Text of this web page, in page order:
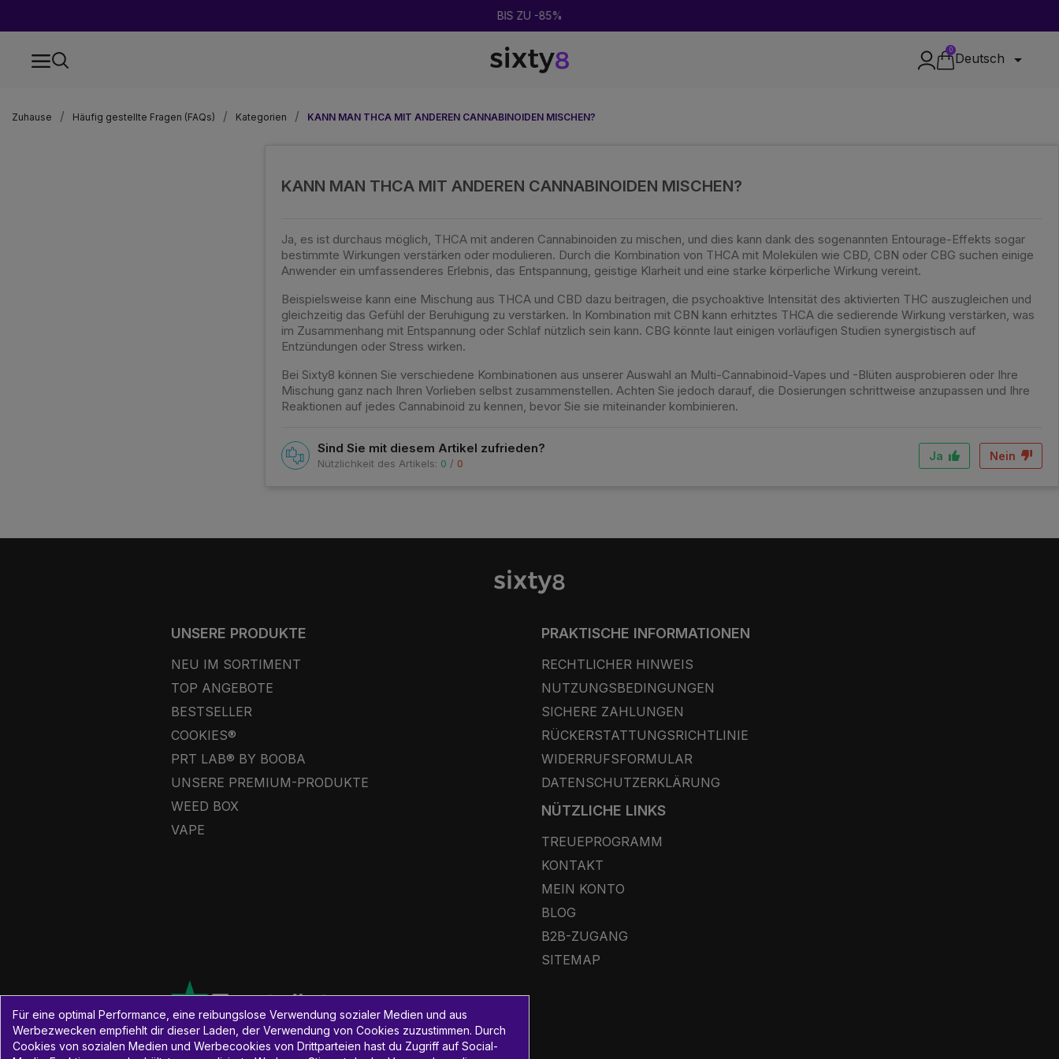
BIS ZU -85%
0
Deutsch 
Zuhause Häufig gestellte Fragen (FAQs) Kategorien KANN MAN THCA MIT ANDEREN CANNABINOIDEN MISCHEN?
KANN MAN THCA MIT ANDEREN CANNABINOIDEN MISCHEN?
Ja, es ist durchaus möglich, THCA mit anderen Cannabinoiden zu mischen, und dies kann dank des sogenannten Entourage-Effekts sogar
bestimmte Wirkungen verstärken oder modulieren. Durch die Kombination von THCA mit Molekülen wie CBD, CBN oder CBG suchen einige
Anwender ein umfassenderes Erlebnis, das Entspannung, geistige Klarheit und eine starke körperliche Wirkung vereint.
Beispielsweise kann eine Mischung aus THCA und CBD dazu beitragen, die psychoaktive Intensität des aktivierten THC auszugleichen und
gleichzeitig das Gefühl der Beruhigung zu verstärken. In Kombination mit CBN kann erhitztes THCA die sedierende Wirkung verstärken, was
im Zusammenhang mit Entspannung oder Schlaf nützlich sein kann. CBG könnte laut einigen vorläufigen Studien synergistisch auf
Entzündungen oder Stress wirken.
Bei Sixty8 können Sie verschiedene Kombinationen aus unserer Auswahl an Multi-Cannabinoid-Vapes und -Blüten ausprobieren oder Ihre
Mischung ganz nach Ihren Vorlieben selbst zusammenstellen. Achten Sie jedoch darauf, die Dosierungen schrittweise anzupassen und Ihre
Reaktionen auf jedes Cannabinoid zu kennen, bevor Sie sie miteinander kombinieren.
Sind Sie mit diesem Artikel zufrieden?
Nützlichkeit des Artikels: 0 / 0
Ja Nein
UNSERE PRODUKTE
NEU IM SORTIMENT
TOP ANGEBOTE
BESTSELLER
COOKIES®
PRT LAB® BY BOOBA
UNSERE PREMIUM-PRODUKTE
WEED BOX
VAPE
PRAKTISCHE INFORMATIONEN
RECHTLICHER HINWEIS
NUTZUNGSBEDINGUNGEN
SICHERE ZAHLUNGEN
RÜCKERSTATTUNGSRICHTLINIE
WIDERRUFSFORMULAR
DATENSCHUTZERKLÄRUNG
NÜTZLICHE LINKS
TREUEPROGRAMM
KONTAKT
MEIN KONTO
BLOG
B2B-ZUGANG
SITEMAP
Für eine optimal Performance, eine reibungslose Verwendung sozialer Medien und aus
Werbezwecken empfiehlt dir dieser Laden, der Verwendung von Cookies zuzustimmen. Durch
Cookies von sozialen Medien und Werbecookies von Drittparteien hast du Zugriff auf Social-